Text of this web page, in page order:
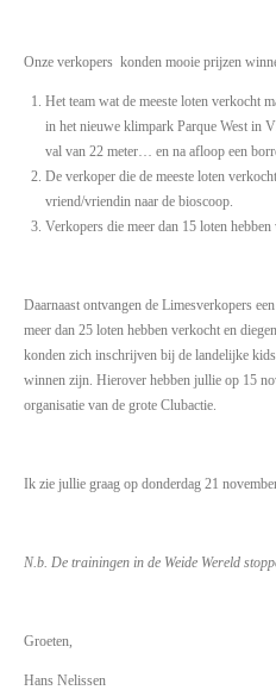
Onze verkopers konden mooie prijzen
Het team wat de meeste loten verkocht
in het nieuwe klimpark Parque West in
val van 22 meter… en na afloop een
De verkoper die de meeste loten
vriend/vriendin naar de bioscoop.
Verkopers die meer dan 15 loten
Daarnaast ontvangen de Limesverkopers
meer dan 25 loten hebben verkocht en
konden zich inschrijven bij de landelijke
winnen zijn. Hierover hebben jullie op 15
organisatie van de grote Clubactie.
Ik zie jullie graag op donderdag 21
N.b. De trainingen in de Weide Wereld
Groeten,
Hans Nelissen